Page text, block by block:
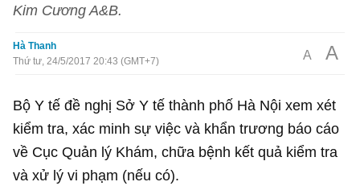
Kim Cương A&B.
Hà Thanh
Thứ tư, 24/5/2017 20:43 (GMT+7)
A A
Bộ Y tế đề nghị Sở Y tế thành phố Hà Nội xem xét
kiểm tra, xác minh sự việc và khẩn trương báo cáo
về Cục Quản lý Khám, chữa bệnh kết quả kiểm tra
và xử lý vi phạm (nếu có).